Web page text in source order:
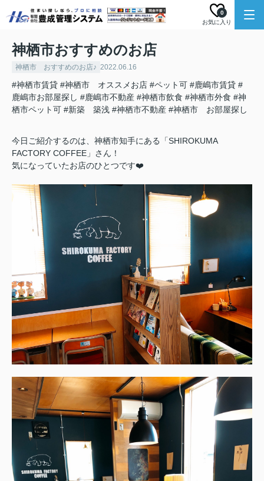
お気に入り
0
神栖市おすすめのお店
神栖市 おすすめのお店♪ 2022.06.16
#神栖市賃貸 #神栖市 オススメお店 #ペット可 #鹿嶋市賃貸 #
鹿嶋市お部屋探し #鹿嶋市不動産 #神栖市飲食 #神栖市外食 #神
栖市ペット可 #新築 築浅 #神栖市不動産 #神栖市 お部屋探し
今日ご紹介するのは、神栖市知手にある「SHIROKUMA
FACTORY COFFEE」さん！
気になっていたお店のひとつです❤️